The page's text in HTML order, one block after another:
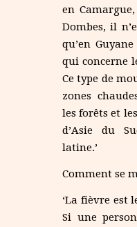
en
Dombes, il
qu’en
qui concerne
Ce type de
zones
les forêts et
d’Asie du
latine.’
Comment se
‘La fièvre est
Si une